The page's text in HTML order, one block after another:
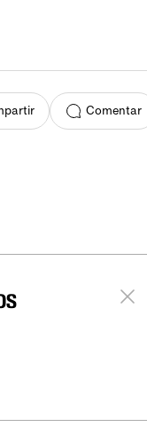
Comentar